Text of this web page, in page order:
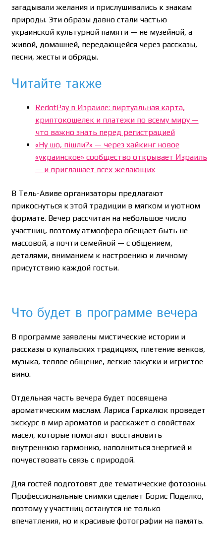
загадывали желания и прислушивались к знакам
природы. Эти образы давно стали частью
украинской культурной памяти — не музейной, а
живой, домашней, передающейся через рассказы,
песни, жесты и обряды.
Читайте также
RedotPay в Израиле: виртуальная карта,
криптокошелек и платежи по всему миру —
что важно знать перед регистрацией
«Ну шо, пішли?» — через хайкинг новое
«украинское» сообщество открывает Израиль
— и приглашает всех желающих
В Тель-Авиве организаторы предлагают
прикоснуться к этой традиции в мягком и уютном
формате. Вечер рассчитан на небольшое число
участниц, поэтому атмосфера обещает быть не
массовой, а почти семейной — с общением,
деталями, вниманием к настроению и личному
присутствию каждой гостьи.
Что будет в программе вечера
В программе заявлены мистические истории и
рассказы о купальских традициях, плетение венков,
музыка, теплое общение, легкие закуски и игристое
вино.
Отдельная часть вечера будет посвящена
ароматическим маслам. Лариса Гаркалюк проведет
экскурс в мир ароматов и расскажет о свойствах
масел, которые помогают восстановить
внутреннюю гармонию, наполниться энергией и
почувствовать связь с природой.
Для гостей подготовят две тематические фотозоны.
Профессиональные снимки сделает Борис Поделко,
поэтому у участниц останутся не только
впечатления, но и красивые фотографии на память.